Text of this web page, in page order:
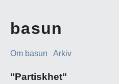
basun
Om basun Arkiv
"Partiskhet"